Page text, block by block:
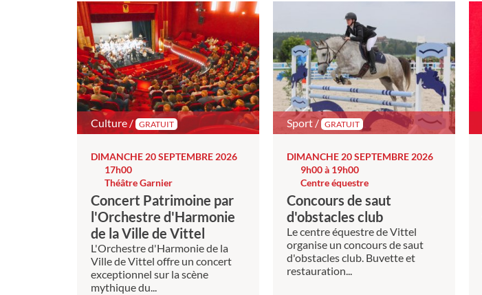
Culture / GRATUIT
DIMANCHE 20 SEPTEMBRE 2026
17h00
Théâtre Garnier
Concert Patrimoine par
l'Orchestre d'Harmonie
de la Ville de Vittel
L'Orchestre d'Harmonie de la
Ville de Vittel offre un concert
exceptionnel sur la scène
mythique du...
Sport / GRATUIT
DIMANCHE 20 SEPTEMBRE 2026
9h00 à 19h00
Centre équestre
Concours de saut
d'obstacles club
Le centre équestre de Vittel
organise un concours de saut
d'obstacles club. Buvette et
restauration...